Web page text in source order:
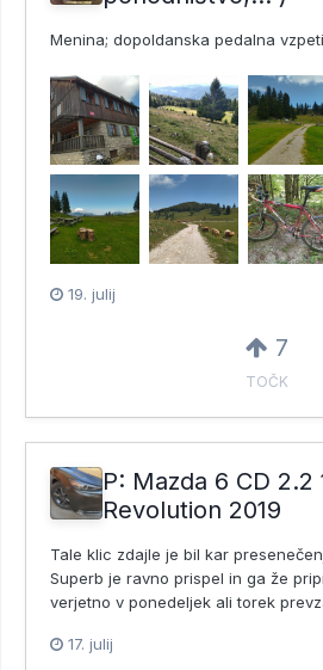
Menina; dopoldanska pedalna
19. julij
7
TOČK
P: Mazda 6 CD 2.2
Revolution 2019
Tale klic zdajle je bil kar
Superb je ravno prispel in ga že
verjetno v ponedeljek ali torek
17. julij